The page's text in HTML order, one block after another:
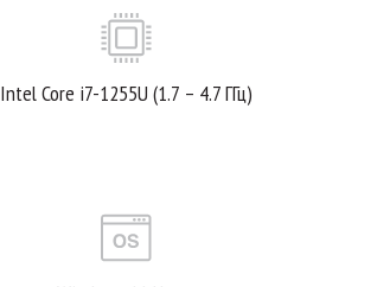
Intel Core i7-1255U (1.7 – 4.7 ГГц)